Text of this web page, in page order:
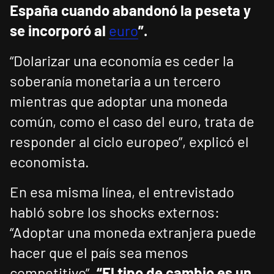
España cuando abandonó la peseta y
se incorporó al euro”.
“Dolarizar una economía es ceder la
soberanía monetaria a un tercero
mientras que adoptar una moneda
común, como el caso del euro, trata de
responder al ciclo europeo”, explicó el
economista.
En esa misma línea, el entrevistado
habló sobre los shocks externos:
“Adoptar una moneda extranjera puede
hacer que el país sea menos